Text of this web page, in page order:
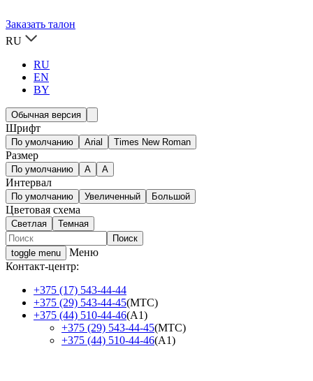
Заказать талон
RU
RU
EN
BY
Обычная версия
Шрифт
По умолчанию Arial Times New Roman
Размер
По умолчанию A A
Интервал
По умолчанию Увеличенный Большой
Цветовая схема
Светлая Темная
toggle menu
Меню
Контакт-центр:
+375 (17) 543-44-44
+375 (29) 543-44-45(МТС)
+375 (44) 510-44-46(А1)
+375 (29) 543-44-45(МТС)
+375 (44) 510-44-46(А1)